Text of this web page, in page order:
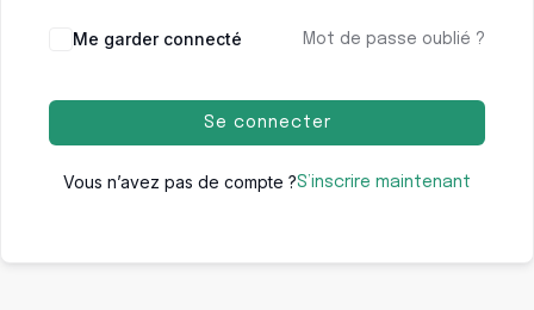
Me garder connecté Mot de passe oublié ?
Se connecter
Vous n’avez pas de compte ?S’inscrire maintenant